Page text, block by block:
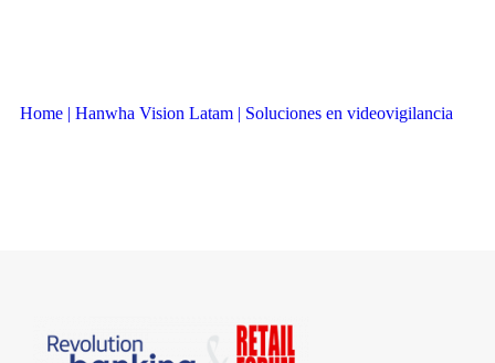
Home | Hanwha Vision Latam | Soluciones en videovigilancia